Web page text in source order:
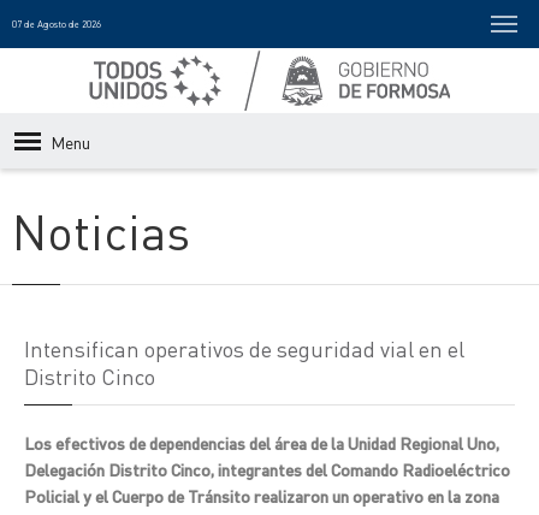
07 de Agosto de 2026
Menu
Noticias
Intensifican operativos de seguridad vial en el
Distrito Cinco
Los efectivos de dependencias del área de la Unidad Regional Uno,
Delegación Distrito Cinco, integrantes del Comando Radioeléctrico
Policial y el Cuerpo de Tránsito realizaron un operativo en la zona